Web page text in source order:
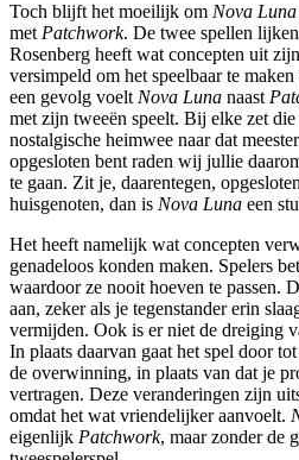
Toch blijft het moeilijk om Nova Luna
metPatchwork. De twee spellen
Rosenberg heeft wat concepten uit
versimpeld om het speelbaar te
een gevolg voeltNova Luna naast
met zijn tweeën speelt. Bij elke zet
nostalgische heimwee naar dat
opgesloten bent raden wij jullie
te gaan. Zit je, daarentegen,
huisgenoten, dan is Nova Luna een
Het heeft namelijk wat concepten
genadeloos konden maken. Spelers
waardoor ze nooit hoeven te passen.
aan, zeker als je tegenstander erin
vermijden. Ook is er niet de dreiging
In plaats daarvan gaat het spel door
de overwinning, in plaats van dat je
vertragen. Deze veranderingen zijn
omdat het wat vriendelijker aanvoelt.
eigenlijk Patchwork, maar zonder de